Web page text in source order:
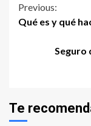
Continue
Previous:
Qué es y qué
Seguro
Te